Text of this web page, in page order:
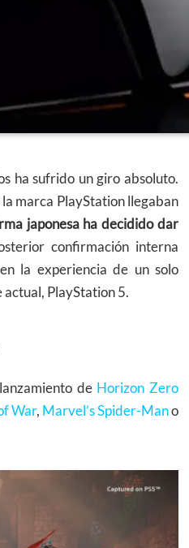
ha sufrido un giro absoluto.
marca PlayStation llegaban
japonesa ha decidido dar
confirmación interna
la experiencia de un solo
PlayStation 5.
de Horizon Zero
War, Marvel’s Spider-Mano